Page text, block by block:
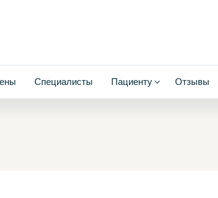
Специалисты Пациенту Отзывы